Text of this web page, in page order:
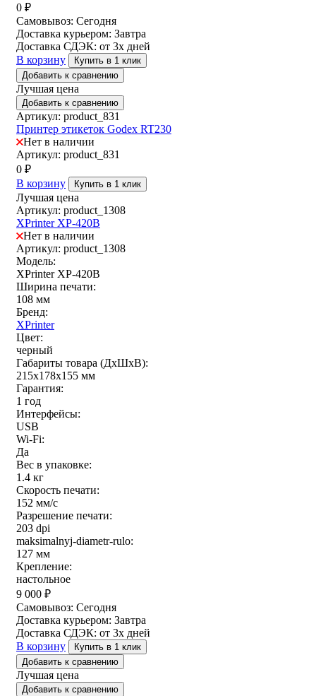
0 ₽
Самовывоз: Сегодня
Доставка курьером: Завтра
Доставка СДЭК: от 3х дней
В корзину
Купить в 1 клик
Добавить к сравнению
Лучшая цена
Добавить к сравнению
Артикул: product_831
Принтер этикеток Godex RT230
Нет в наличии
Артикул: product_831
0 ₽
В корзину
Купить в 1 клик
Лучшая цена
Артикул: product_1308
XPrinter XP-420B
Нет в наличии
Артикул: product_1308
Модель:
XPrinter XP-420B
Ширина печати:
108 мм
Бренд:
XPrinter
Цвет:
черный
Габариты товара (ДxШxВ):
215х178х155 мм
Гарантия:
1 год
Интерфейсы:
USB
Wi-Fi:
Да
Вес в упаковке:
1.4 кг
Скорость печати:
152 мм/с
Разрешение печати:
203 dpi
maksimalnyj-diametr-rulo:
127 мм
Крепление:
настольное
9 000 ₽
Самовывоз: Сегодня
Доставка курьером: Завтра
Доставка СДЭК: от 3х дней
В корзину
Купить в 1 клик
Добавить к сравнению
Лучшая цена
Добавить к сравнению